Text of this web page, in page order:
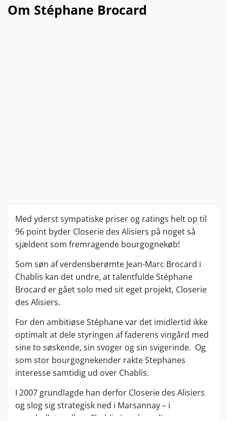
Om Stéphane Brocard
Med yderst sympatiske priser og ratings helt op til
96 point byder Closerie des Alisiers på noget så
sjældent som fremragende bourgognekøb!
Som søn af verdensberømte Jean-Marc Brocard i
Chablis kan det undre, at talentfulde Stéphane
Brocard er gået solo med sit eget projekt, Closerie
des Alisiers.
For den ambitiøse Stéphane var det imidlertid ikke
optimalt at dele styringen af faderens vingård med
sine to søskende, sin svoger og sin svigerinde. Og
som stor bourgognekender rakte Stephanes
interesse samtidig ud over Chablis.
I 2007 grundlagde han derfor Closerie des Alisiers
og slog sig strategisk ned i Marsannay – i
smørhullet mellem Chablis (mod nord) og